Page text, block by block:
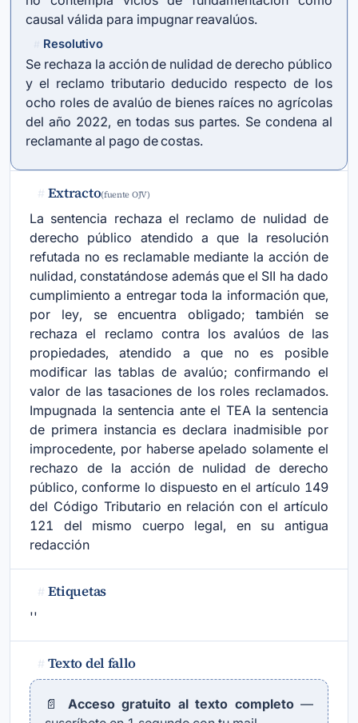
causal válida para impugnar reavalúos.
Resolutivo
Se rechaza la acción de nulidad de derecho público
y el reclamo tributario deducido respecto de los
ocho roles de avalúo de bienes raíces no agrícolas
del año 2022, en todas sus partes. Se condena al
reclamante al pago de costas.
# Extracto(fuente OJV)
La sentencia rechaza el reclamo de nulidad de
derecho público atendido a que la resolución
refutada no es reclamable mediante la acción de
nulidad, constatándose además que el SII ha dado
cumplimiento a entregar toda la información que,
por ley, se encuentra obligado; también se
rechaza el reclamo contra los avalúos de las
propiedades, atendido a que no es posible
modificar las tablas de avalúo; confirmando el
valor de las tasaciones de los roles reclamados.
Impugnada la sentencia ante el TEA la sentencia
de primera instancia es declara inadmisible por
improcedente, por haberse apelado solamente el
rechazo de la acción de nulidad de derecho
público, conforme lo dispuesto en el artículo 149
del Código Tributario en relación con el artículo
121 del mismo cuerpo legal, en su antigua
redacción
# Etiquetas
''
# Texto del fallo
📄 Acceso gratuito al texto completo—